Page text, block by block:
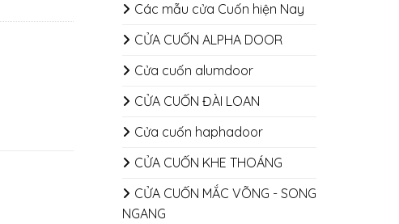
Các mẫu cửa Cuốn hiện Nay
CỬA CUỐN ALPHA DOOR
Cửa cuốn alumdoor
CỬA CUỐN ĐÀI LOAN
Cửa cuốn haphadoor
CỬA CUỐN KHE THOÁNG
CỬA CUỐN MẮC VÕNG - SONG
NGANG